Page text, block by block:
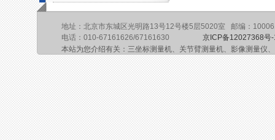
地址：北京市东城区光明路13号12号楼5层5020室 邮编：
电话：010-67161626/67161630 京ICP备12027368号
本站为您介绍有关：三坐标测量机、关节臂测量机、影像测量仪